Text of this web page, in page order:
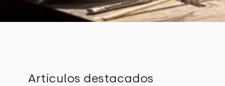
Artículos destacados